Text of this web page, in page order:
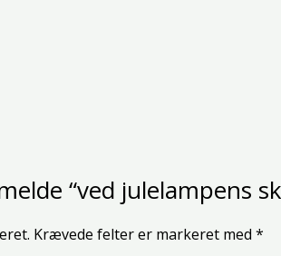
“ved julelampens
Krævede felter er markeret med *